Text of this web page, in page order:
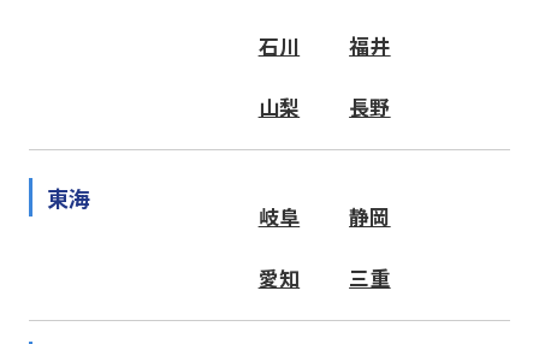
石川 福井
山梨 長野
東海
岐阜 静岡
愛知 三重